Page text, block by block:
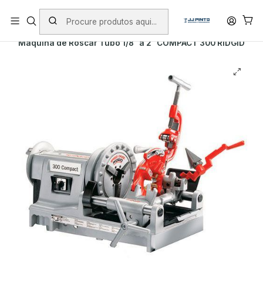
PORTES INCLUÍDOS EM ENCOMENDAS +75€ (excepto ilhas)
Início Envio
Envio em 5 a 10 dias úteis
Máquina de Roscar Tubo 1/8" a 2" COMPACT 300 RIDGID